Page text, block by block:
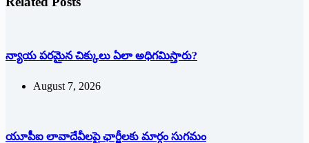
న్యాయ పరమైన చిక్కులు ఏలా అధిగమిస్తారు?
August 7, 2026
యూపీఐ లావాదేవీలపై ఛార్జీలకు మార్గం సుగమం